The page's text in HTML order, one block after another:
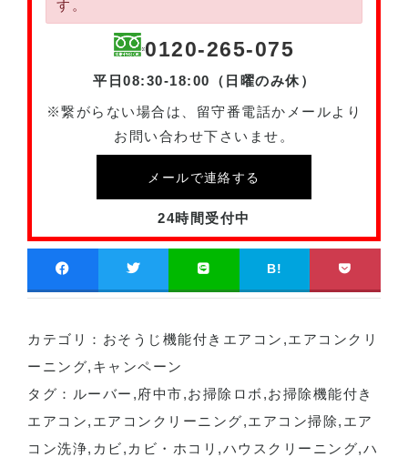
す。
0120-265-075
平日08:30-18:00（日曜のみ休）
※繋がらない場合は、留守番電話かメールより
お問い合わせ下さいませ。
メールで連絡する
24時間受付中
B!
カテゴリ： おそうじ機能付きエアコン ,エアコンクリ
ーニング, キャンペーン
タグ： ルーバー , 府中市,お掃除ロボ ,お掃除機能付き
エアコン, エアコンクリーニング,エアコン掃除, エア
コン洗浄, カビ, カビ・ホコリ ,ハウスクリーニング,ハ